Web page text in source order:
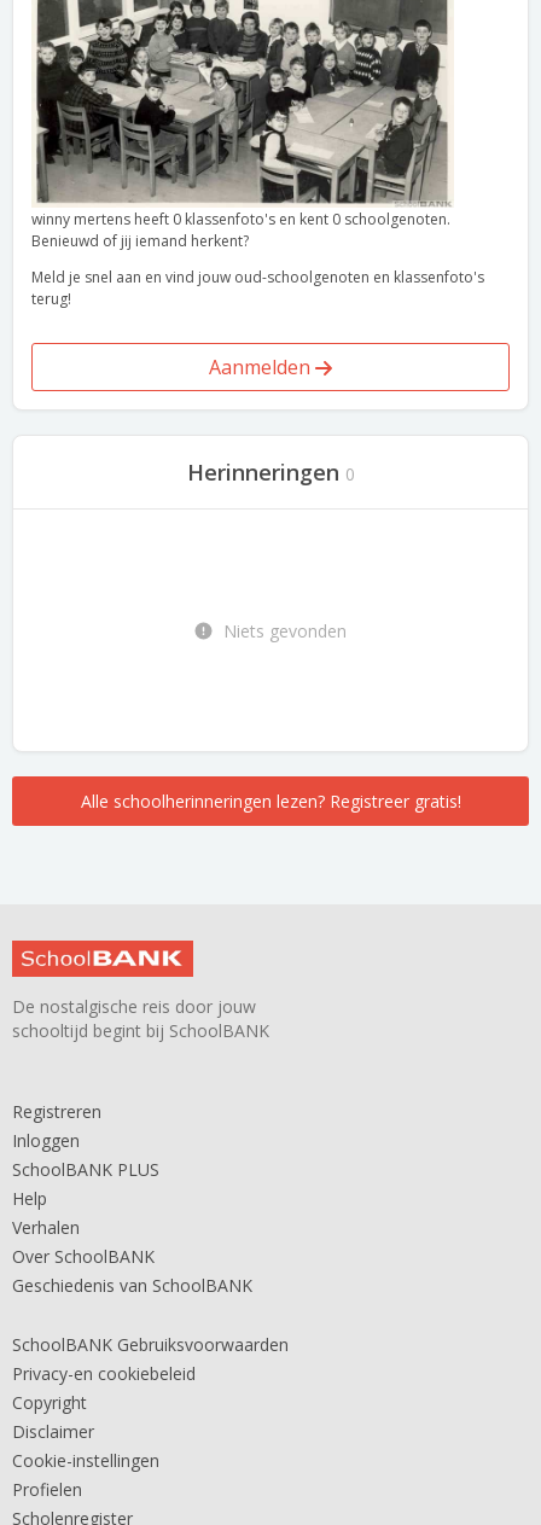
winny mertens heeft 0 klassenfoto's en kent 0 schoolgenoten.
Benieuwd of jij iemand herkent?
Meld je snel aan en vind jouw oud-schoolgenoten en klassenfoto's
terug!
Aanmelden
Herinneringen 0
Niets gevonden
Alle schoolherinneringen lezen? Registreer gratis!
De nostalgische reis door jouw
schooltijd begint bij SchoolBANK
Registreren
Inloggen
SchoolBANK PLUS
Help
Verhalen
Over SchoolBANK
Geschiedenis van SchoolBANK
SchoolBANK Gebruiksvoorwaarden
Privacy-en cookiebeleid
Copyright
Disclaimer
Cookie-instellingen
Profielen
Scholenregister